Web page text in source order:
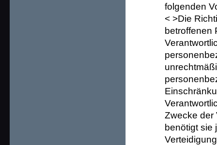
folgenden
< >Die
betroffenen
Zwecke der
benötigt sie